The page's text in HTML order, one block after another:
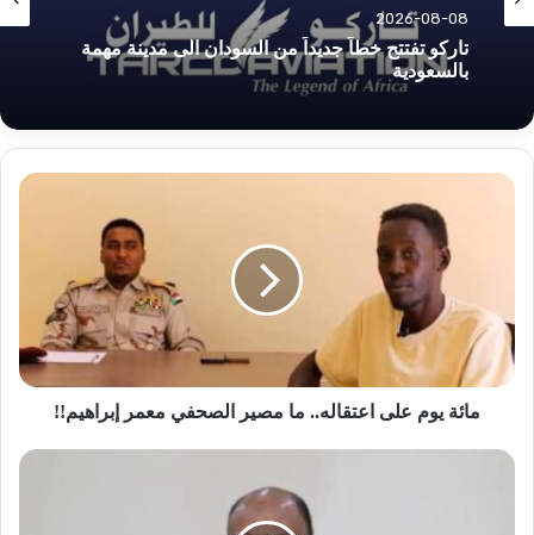
2026-08-08
تاركو تفتتح خطاً جديداً من السودان الى مدينة مهمة
بالسعودية
مائة
مصير
الصحفي
معمر
إبراهيم!!
مائة يوم على اعتقاله.. ما مصير الصحفي معمر إبراهيم!!
وزير